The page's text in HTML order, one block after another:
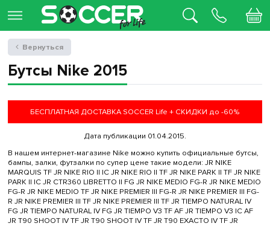
Бутсы Nike 2015
БЕСПЛАТНАЯ ДОСТАВКА SOCCER Life + СКИДКИ до -60%
Дата публикации 01.04.2015.
В нашем интернет-магазине Nike можно купить официальные бутсы,
бампы, залки, футзалки по супер цене такие модели: JR NIKE
MARQUIS TF JR NIKE RIO II IC JR NIKE RIO II TF JR NIKE PARK II TF JR NIKE
PARK II IC JR CTR360 LIBRETTO II FG JR NIKE MEDIO FG-R JR NIKE MEDIO
FG-R JR NIKE MEDIO TF JR NIKE PREMIER III FG-R JR NIKE PREMIER III FG-
R JR NIKE PREMIER III TF JR NIKE PREMIER III TF JR TIEMPO NATURAL IV
FG JR TIEMPO NATURAL IV FG JR TIEMPO V3 TF AF JR TIEMPO V3 IC AF
JR T90 SHOOT IV TF JR T90 SHOOT IV TF JR T90 EXACTO IV TF JR
Вернуться